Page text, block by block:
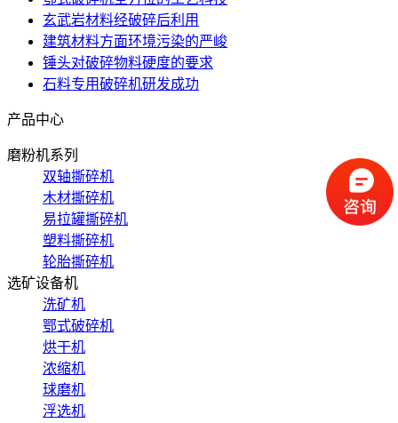
玄武岩材料经破碎后利用
建筑材料方面环境污染的严峻
锤头对破碎物料硬度的要求
石料专用破碎机研发成功
产品中心
磨粉机系列
双轴撕碎机
木材撕碎机
易拉罐撕碎机
塑料撕碎机
轮胎撕碎机
选矿设备机
洗矿机
鄂式破碎机
烘干机
浓缩机
球磨机
浮选机